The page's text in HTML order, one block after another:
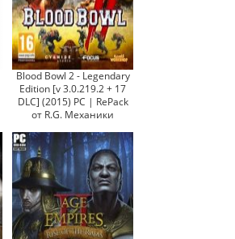
Blood Bowl 2 - Legendary
Edition [v 3.0.219.2 + 17
DLC] (2015) PC | RePack
от R.G. Механики